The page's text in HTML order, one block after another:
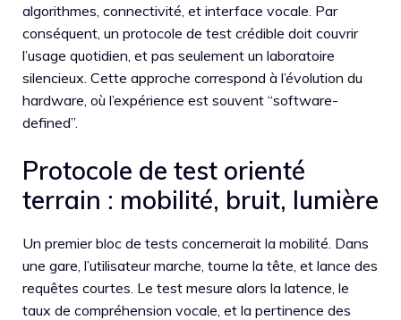
algorithmes, connectivité, et interface vocale. Par
conséquent, un protocole de test crédible doit couvrir
l’usage quotidien, et pas seulement un laboratoire
silencieux. Cette approche correspond à l’évolution du
hardware, où l’expérience est souvent “software-
defined”.
Protocole de test orienté
terrain : mobilité, bruit, lumière
Un premier bloc de tests concernerait la mobilité. Dans
une gare, l’utilisateur marche, tourne la tête, et lance des
requêtes courtes. Le test mesure alors la latence, le
taux de compréhension vocale, et la pertinence des